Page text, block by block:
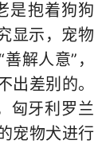
是抱着狗狗
显示，宠物
解人意”，
出差别的。
匈牙利罗兰
宠物犬进行